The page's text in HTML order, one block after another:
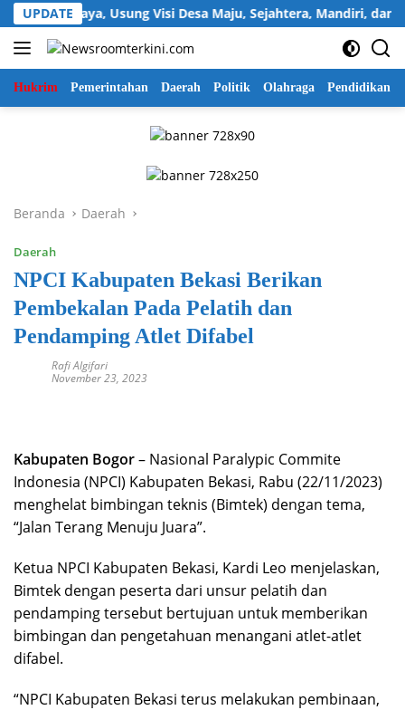
Langsung
ke
konten
UPDATE Usung Visi Desa Maju, Sejahtera, Mandiri, dan
Hukrim Pemerintahan Daerah Politik Olahraga Pendidikan
Beranda Daerah
Daerah
NPCI Kabupaten Bekasi Berikan
Pembekalan Pada Pelatih dan
Pendamping Atlet Difabel
Rafi Algifari
November 23, 2023
Kabupaten Bogor– Nasional Paralypic Commite
Indonesia (NPCI) Kabupaten Bekasi, Rabu (22/11/2023)
menghelat bimbingan teknis (Bimtek) dengan tema,
“Jalan Terang Menuju Juara”.
Ketua NPCI Kabupaten Bekasi, Kardi Leo menjelaskan,
Bimtek dengan peserta dari unsur pelatih dan
pendamping tersebut bertujuan untuk memberikan
bimbingan dan pengetahuan menangani atlet-atlet
difabel.
“NPCI Kabupaten Bekasi terus melakukan pembinaan,